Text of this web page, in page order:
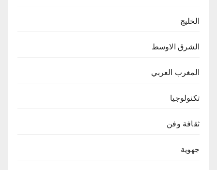
الخليج
الشرق الاوسط
المغرب العربي
تكنولوجيا
ثقافة وفن
جهوية